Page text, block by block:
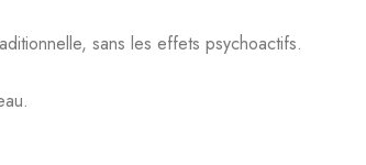
sans les effets psychoactifs.